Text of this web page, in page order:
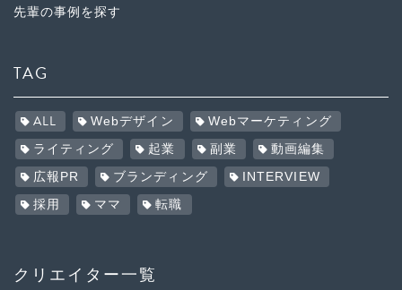
先輩の事例を探す
TAG
ALL Webデザイン Webマーケティング
ライティング 起業 副業 動画編集
広報PR ブランディング INTERVIEW
採用 ママ 転職
クリエイター一覧